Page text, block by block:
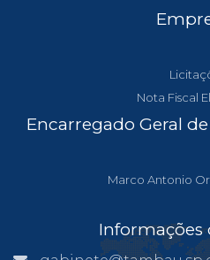
Nota Fiscal
Encarregado Geral
Marco Antonio
Informações